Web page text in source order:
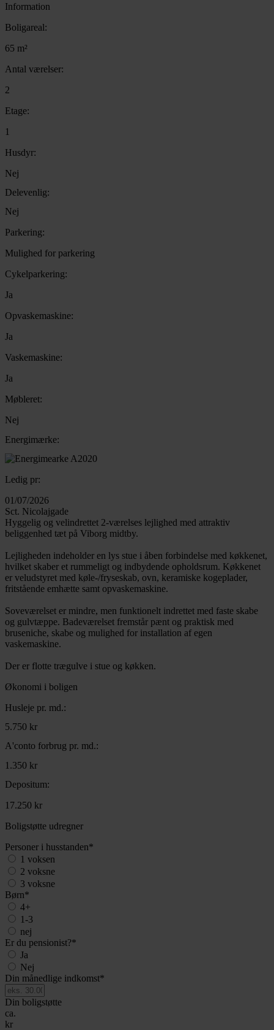
Information
Boligareal:
65 m²
Antal værelser:
2
Etage:
1
Husdyr:
Nej
Delevenlig:
Nej
Parkering:
Mulighed for parkering
Cykelparkering:
Ja
Opvaskemaskine:
Ja
Vaskemaskine:
Ja
Møbleret:
Nej
Energimærke:
Ledig pr:
01/07/2026
Sct. Nicolajgade
Hyggelig og velindrettet 2-værelses lejlighed med attraktiv
beliggenhed tæt på Viborg midtby.
Lejligheden indeholder en lys stue i åben forbindelse med køkkenet,
hvilket skaber et rummeligt og indbydende opholdsrum. Køkkenet
er veludstyret med køle-/fryseskab, ovn, keramiske kogeplader,
fritstående emhætte samt opvaskemaskine.
Soveværelset er mindre, men funktionelt indrettet med faste skabe
og gulvtæppe. Badeværelset fremstår pænt og praktisk med
bruseniche, skabe og mulighed for installation af egen
vaskemaskine.
Der er flotte trægulve i stue og køkken.
Økonomi i boligen
Husleje pr. md.:
5.750 kr
A'conto forbrug pr. md.:
1.350 kr
Depositum:
17.250 kr
Boligstøtte udregner
Personer i husstanden*
1 voksen
2 voksne
3 voksne
Børn*
4+
1-3
nej
Er du pensionist?*
Ja
Nej
Din månedlige indkomst*
Din boligstøtte
ca.
kr